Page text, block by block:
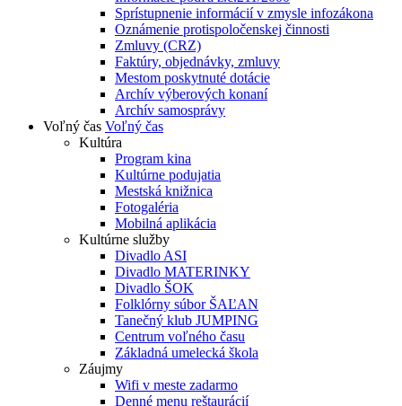
Sprístupnenie informácií v zmysle infozákona
Oznámenie protispoločenskej činnosti
Zmluvy (CRZ)
Faktúry, objednávky, zmluvy
Mestom poskytnuté dotácie
Archív výberových konaní
Archív samosprávy
Voľný čas Voľný čas
Kultúra
Program kina
Kultúrne podujatia
Mestská knižnica
Fotogaléria
Mobilná aplikácia
Kultúrne služby
Divadlo ASI
Divadlo MATERINKY
Divadlo ŠOK
Folklórny súbor ŠAĽAN
Tanečný klub JUMPING
Centrum voľného času
Základná umelecká škola
Záujmy
Wifi v meste zadarmo
Denné menu reštaurácií